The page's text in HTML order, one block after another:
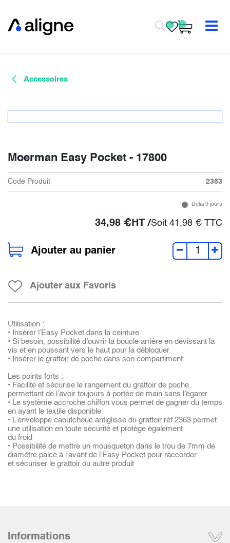
Accessoires
Moerman Easy Pocket - 17800
Code Produit 2353
Délai 9 jours
34,98 €HT /Soit 41,98 € TTC
Ajouter au panier
Ajouter aux Favoris
Utilisation :
• Insérer l’Easy Pocket dans la ceinture
• Si besoin, possibilité d’ouvrir la boucle arrière en dévissant la
vis et en poussant vers le haut pour la débloquer
• Insérer le grattoir de poche dans son compartiment
Les points forts :
• Facilite et sécurise le rangement du grattoir de poche,
permettant de l’avoir toujours à portée de main sans l’égarer
• Le système accroche chiffon vous permet de gagner du temps
en ayant le textile disponible
• L’enveloppe caoutchouc antiglisse du grattoir réf 2363 permet
une utilisation en toute sécurité et protège également
du froid
• Possibilité de mettre un mousqueton dans le trou de 7mm de
diamètre palcé à l’avant de l’Easy Pocket pour raccorder
et sécuriser le grattoir ou autre produit
Informations